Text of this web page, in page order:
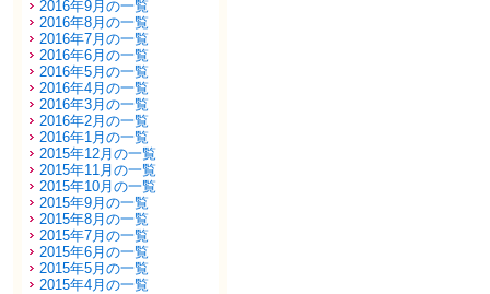
2016年9月の一覧
2016年8月の一覧
2016年7月の一覧
2016年6月の一覧
2016年5月の一覧
2016年4月の一覧
2016年3月の一覧
2016年2月の一覧
2016年1月の一覧
2015年12月の一覧
2015年11月の一覧
2015年10月の一覧
2015年9月の一覧
2015年8月の一覧
2015年7月の一覧
2015年6月の一覧
2015年5月の一覧
2015年4月の一覧